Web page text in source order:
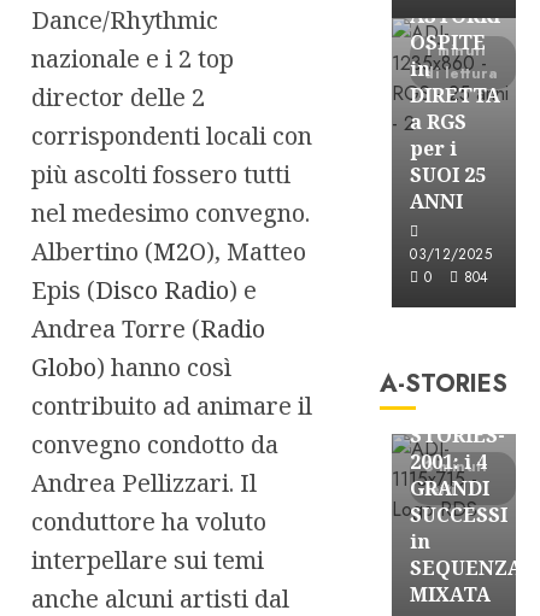
Dance/Rhythmic
nazionale e i 2 top
director delle 2
corrispondenti locali con
più ascolti fossero tutti
nel medesimo convegno.
Albertino (M2O), Matteo
Epis (Disco Radio) e
Andrea Torre (Radio
Globo) hanno così
contribuito ad animare il
convegno condotto da
Andrea Pellizzari. Il
conduttore ha voluto
interpellare sui temi
anche alcuni artisti dal
1 minuti
di lettura
ASTORRI
OSPITE
in
DIRETTA
a RGS
per i
SUOI 25
ANNI
03/12/2025
0
804
A-STORIES
3 minuti
letti
FREE
A-
STORIES-
2001: i 4
GRANDI
SUCCESSI
in
SEQUENZA
MIXATA
A-Stories